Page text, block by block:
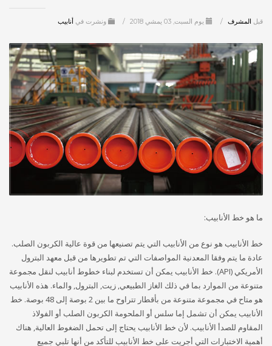
قبل المشرف / يوم السبت, 03 يمشي 2018 / ونشرت في أنابيب
ما هو خط الأنابيب:
خط الأنابيب هو نوع من الأنابيب التي يتم تصنيعها من قوة عالية الكربون الصلب.
عادة ما يتم وفقا المعدنية المواصفات التي تم تطويرها من قبل معهد البترول
الأمريكي (API). خط الأنابيب يمكن أن تستخدم لبناء خطوط أنابيب لنقل مجموعة
متنوعة من الموارد بما في ذلك الغاز الطبيعي, زيت, البترول, والماء. هذه الأنابيب
هو متاح في مجموعة متنوعة من بأقطار تتراوح ما بين 2 بوصة إلى 48 بوصة. خط
الأنابيب يمكن أن تشمل إما سلس أو الملحومة الكربون الصلب أو الفولاذ
المقاوم للصدأ الأنابيب. لأن خط الأنابيب يحتاج إلى تحمل الضغوط العالية, هناك
أهمية الاختبارات التي أجريت على خط الأنابيب للتأكد من أنها تلبي جميع